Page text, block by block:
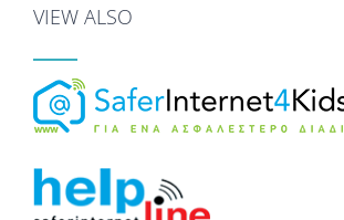
VIEW ALSO